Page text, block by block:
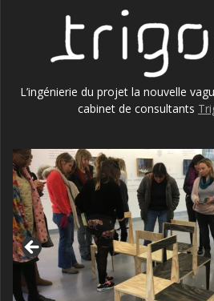
L’ingénierie du projet la nouvelle
cabinet de consultants